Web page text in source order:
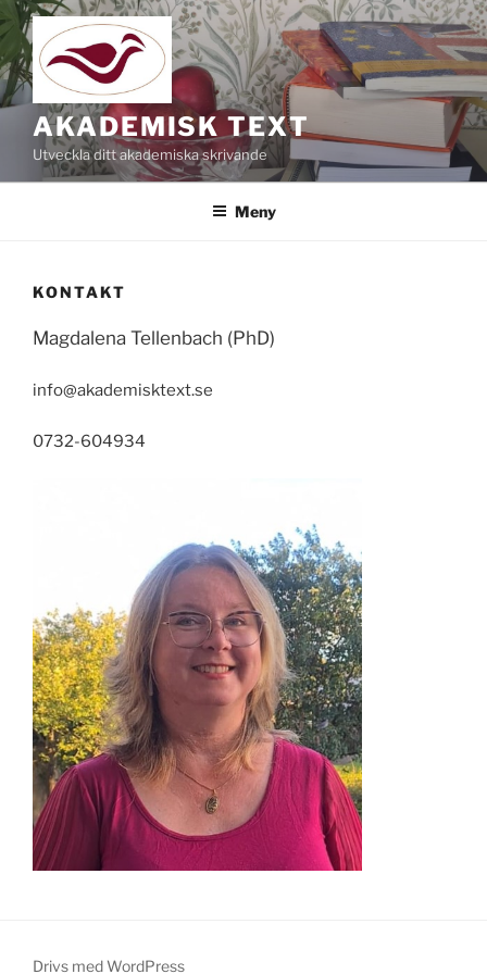
Hoppa
till
innehåll
AKADEMISK TEXT
Utveckla ditt akademiska skrivande
Meny
KONTAKT
Magdalena Tellenbach (PhD)
info@akademisktext.se
0732-604934
Drivs med WordPress